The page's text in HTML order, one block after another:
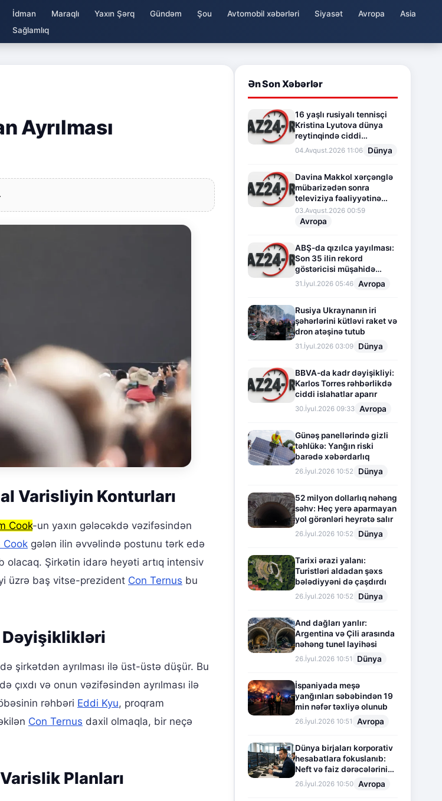
İdman Maraqlı Yaxın Şərq Gündəm Şou Avtomobil xəbərləri Siyasət Avropa
Asia
Sağlamlıq
Ayrılması
Varisliyin Konturları
Cook-un yaxın gələcəkdə vəzifəsindən
Cook gələn ilin əvvəlində postunu tərk edə
Şirkətin idarə heyəti artıq intensiv
üzrə baş vitse-prezident Con Ternus bu
Dəyişiklikləri
şirkətdən ayrılması ilə üst-üstə düşür. Bu
çıxdı və onun vəzifəsindən ayrılması ilə
rəhbəri Eddi Kyu, proqram
Con Ternus daxil olmaqla, bir neçə
Planları
Ən Son Xəbərlər
16 yaşlı rusiyalı tennisçi
Kristina Lyutova dünya
reytinqində ciddi
irəliləyişə imza atdı
04.Avqust.2026 11:06 Dünya
Davina Makkol xərçənglə
mübarizədən sonra
televiziya fəaliyyətinə
fasilə verir
03.Avqust.2026 00:59
Avropa
ABŞ-da qızılca yayılması:
Son 35 ilin rekord
göstəricisi müşahidə
olunur
31.İyul.2026 05:46 Avropa
Rusiya Ukraynanın iri
şəhərlərini kütləvi raket və
dron atəşinə tutub
31.İyul.2026 03:09 Dünya
BBVA-da kadr dəyişikliyi:
Karlos Torres rəhbərlikdə
ciddi islahatlar aparır
30.İyul.2026 09:33 Avropa
Günəş panellərində gizli
təhlükə: Yanğın riski
barədə xəbərdarlıq
26.İyul.2026 10:52 Dünya
52 milyon dollarlıq nəhəng
səhv: Heç yerə aparmayan
yol görənləri heyrətə salır
26.İyul.2026 10:52 Dünya
Tarixi ərazi yalanı:
Turistləri aldadan şəxs
bələdiyyəni də çaşdırdı
26.İyul.2026 10:52 Dünya
And dağları yarılır:
Argentina və Çili arasında
nəhəng tunel layihəsi
26.İyul.2026 10:51 Dünya
İspaniyada meşə
yanğınları səbəbindən 19
min nəfər təxliyə olunub
26.İyul.2026 10:51 Avropa
Dünya birjaları korporativ
hesabatlara fokuslanıb:
Neft və faiz dərəcələrinin
təsiri altında cari vəziyyət
26.İyul.2026 10:50 Avropa